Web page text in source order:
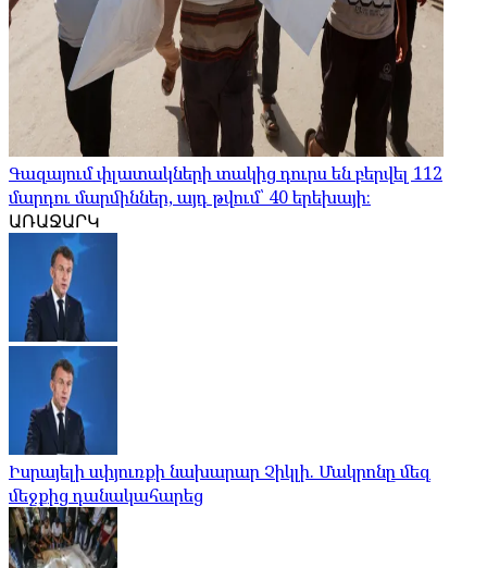
Գազայում փլատակների տակից դուրս են բերվել 112
մարդու մարմիններ, այդ թվում՝ 40 երեխայի։
ԱՌԱՋԱՐԿ
Իսրայելի սփյուռքի նախարար Չիկլի. Մակրոնը մեզ
մեջքից դանակահարեց